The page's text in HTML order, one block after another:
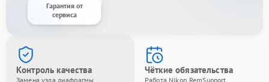
Гарантия от
сервиса
Контроль качества
Замена узла диафрагмы
Чёткие обязательства
Работа Nikon RemSupport